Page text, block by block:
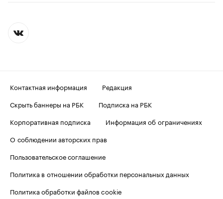
Контактная информация
Редакция
Скрыть баннеры на РБК
Подписка на РБК
Корпоративная подписка
Информация об ограничениях
О соблюдении авторских прав
Пользовательское соглашение
Политика в отношении обработки персональных данных
Политика обработки файлов cookie